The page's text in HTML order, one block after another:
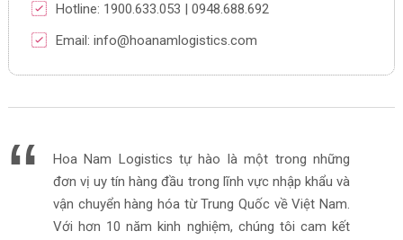
Hotline: 1900.633.053 | 0948.688.692
Email: info@hoanamlogistics.com
Hoa Nam Logistics tự hào là một trong những
đơn vị uy tín hàng đầu trong lĩnh vực nhập khẩu và
vận chuyển hàng hóa từ Trung Quốc về Việt Nam.
Với hơn 10 năm kinh nghiệm, chúng tôi cam kết